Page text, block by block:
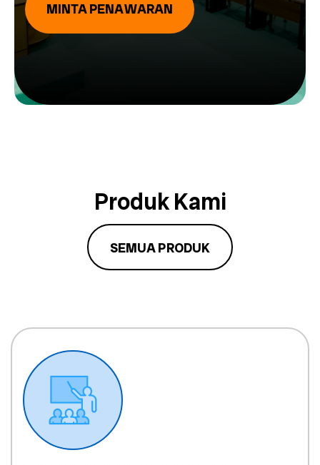
MINTA PENAWARAN
Produk Kami
SEMUA PRODUK